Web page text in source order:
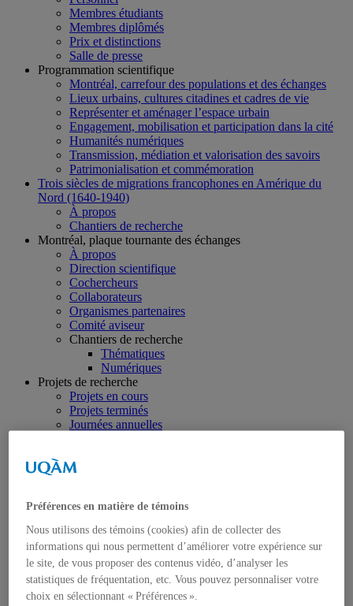
Membres étudiants
Membres diplômés
Prix et distinctions
Salle de presse
Programmation scientifique
Montréal, carrefour des populations et des échanges
Lieux urbains, cultures citadines et cadres de vie
Représenter et aménager l’espace urbain
Engagement, mobilisation et participation dans la cité
Humanités numériques
Transmission, médiation et valorisation des savoirs
Patrimonialisation et commémoration
Trois siècles de migrations francophones en Amérique du
Nord (1640-1940)
À propos
Chantiers de recherche
Montréal, plaque tournante des échanges
À propos
Direction scientifique
Cochercheurs
Collaborateurs
Organismes partenaires
Comité aviseur
Chantiers de recherche
Thématiques
Numériques
Projets de recherche
Projets en cours
Projets terminés
Journées annuelles
Organisation d’événements
Bilan des réalisations
Histoire publique
Expositions
Sites et contenus Web
Publications grand public
Conférences du Labo
Activités de diffusion grand public
Préférences en matière de témoins
Nous utilisons des témoins (cookies) afin de collecter des
informations qui nous permettent d’améliorer votre expérience sur
le site, de vous proposer des contenus vidéo, d’analyser les
statistiques de fréquentation, etc. Vous pouvez personnaliser votre
choix en sélectionnant « Préférences ».